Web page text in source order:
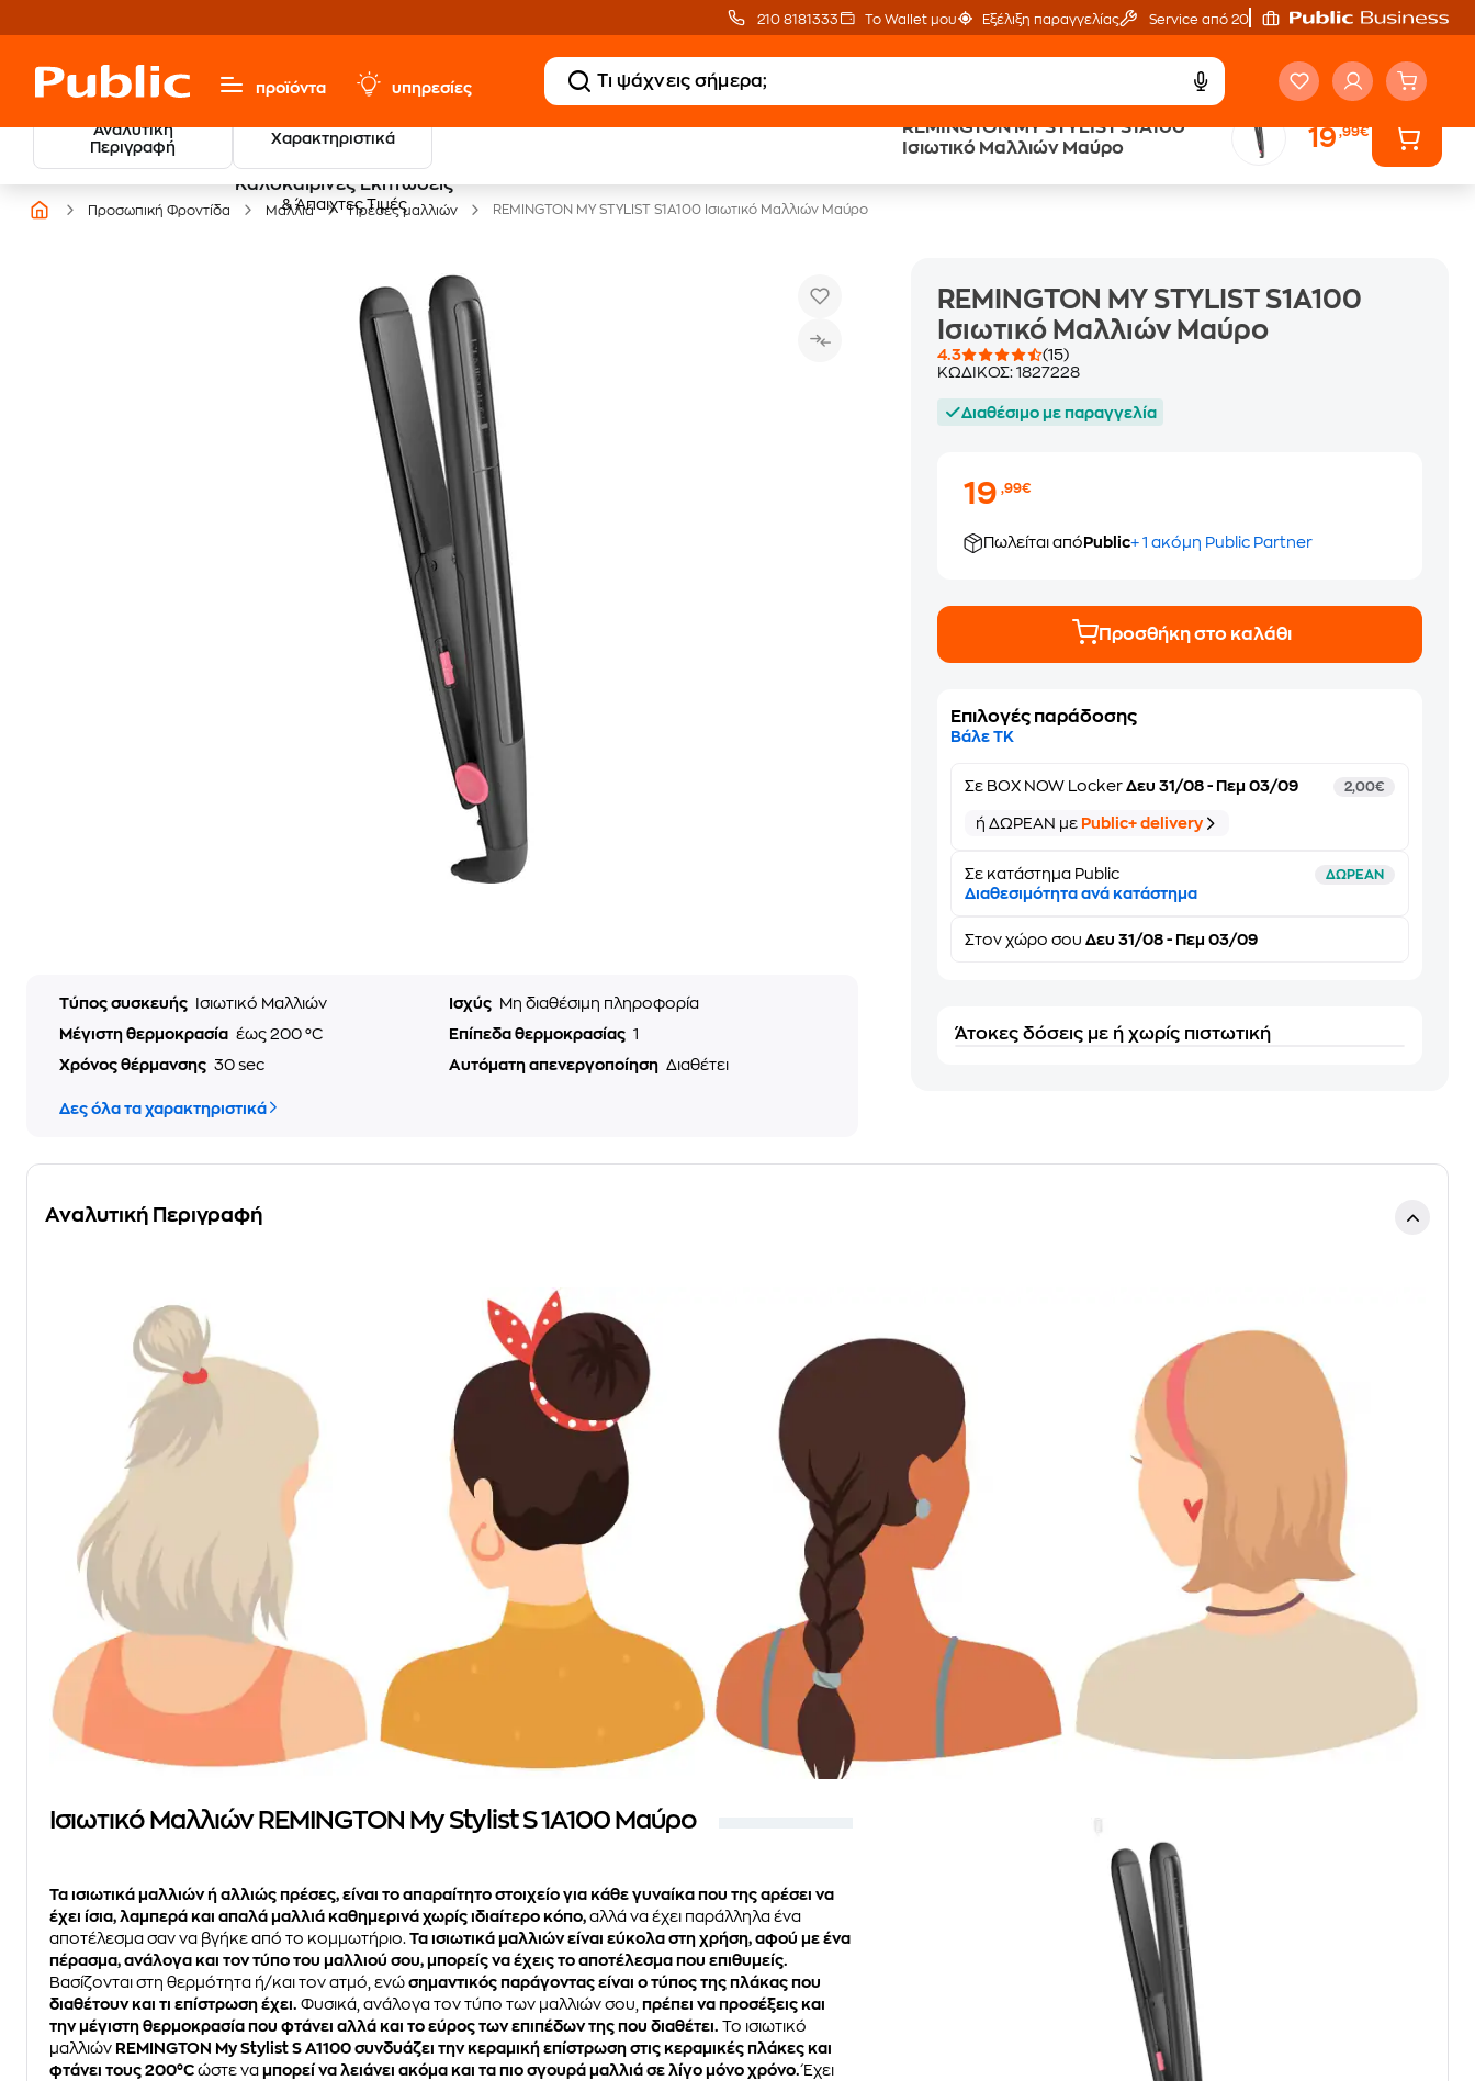
210 8181333 Το Wallet μου Εξέλιξη παραγγελίας Service από 20'
προϊόντα υπηρεσίες
Αναλυτική
Περιγραφή
Χαρακτηριστικά
REMINGTON MY STYLIST S1A100
Ισιωτικό Μαλλιών Μαύρο
19,99€
Καλοκαιρινές Εκπτώσεις
& Άπαιχτες Τιμές
Άτοκες Δόσεις Public επιστροφή €
Προσωπική Φροντίδα Μαλλιά Πρέσες μαλλιών REMINGTON MY STYLIST S1A100 Ισιωτικό Μαλλιών Μαύρο
Τύπος συσκευής Ισιωτικό Μαλλιών Ισχύς
Μη διαθέσιμη πληροφορία
Μέγιστη θερμοκρασία έως 200 °C Επίπεδα θερμοκρασίας 1
Χρόνος θέρμανσης 30 sec Αυτόματη απενεργοποίηση Διαθέτει
Δες όλα τα χαρακτηριστικά
REMINGTON MY STYLIST S1A100
Ισιωτικό Μαλλιών Μαύρο
4.3
(15)
ΚΩΔΙΚΟΣ:1827228
Διαθέσιμο με παραγγελία
19,99€
Πωλείται από Public+ 1 ακόμη Public Partner
Προσθήκη στο καλάθι
Επιλογές παράδοσης
Βάλε ΤΚ
Σε BOX NOW Locker Δευ 31/08 - Πεμ 03/09 2,00€
ή ΔΩΡΕΑΝ με Public+ delivery
Σε κατάστημα Public ΔΩΡΕΑΝ
Διαθεσιμότητα ανά κατάστημα
Στονχώρο σου Δευ 31/08 - Πεμ 03/09
Άτοκες δόσεις με ή χωρίς πιστωτική
Αναλυτική Περιγραφή
Ισιωτικό Μαλλιών REMINGTON My Stylist S 1A100 Μαύρο
Τα ισιωτικά μαλλιών ή αλλιώς πρέσες, είναι το απαραίτητο στοιχείο για κάθε γυναίκα που της αρέσει να
έχει ίσια, λαμπερά και απαλά μαλλιά καθημερινά χωρίς ιδιαίτερο κόπο, αλλά να έχει παράλληλα ένα
αποτέλεσμα σαν να βγήκε από το κομμωτήριο. Τα ισιωτικά μαλλιών είναι εύκολα στη χρήση, αφού με ένα
πέρασμα, ανάλογα και τον τύπο του μαλλιού σου, μπορείς να έχεις το αποτέλεσμα που επιθυμείς.
Βασίζονται στη θερμότητα ή/και τον ατμό, ενώ σημαντικός παράγοντας είναι ο τύπος της πλάκας που
διαθέτουν και τι επίστρωση έχει. Φυσικά, ανάλογα τον τύπο των μαλλιών σου, πρέπει να προσέξεις και
την μέγιστη θερμοκρασία που φτάνει αλλά και το εύρος των επιπέδων της που διαθέτει. To ισιωτικό
μαλλιών REMINGTON My Stylist S A1100 συνδυάζει την κεραμική επίστρωση στις κεραμικές πλάκες και
φτάνει τους 200°C ώστε να μπορεί να λειάνει ακόμα και τα πιο σγουρά μαλλιά σε λίγο μόνο χρόνο.Έχει